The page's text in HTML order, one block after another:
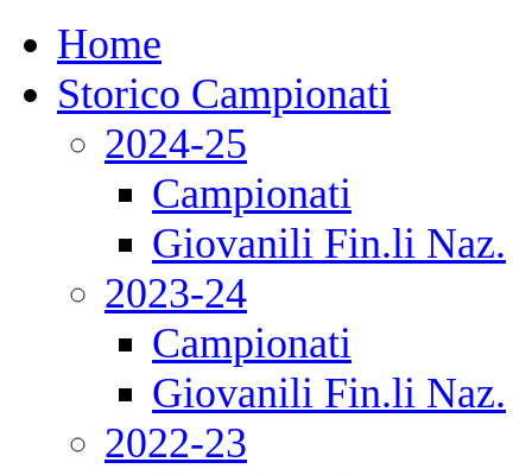
Home
Storico Campionati
2024-25
Campionati
Giovanili Fin.li Naz.
2023-24
Campionati
Giovanili Fin.li Naz.
2022-23